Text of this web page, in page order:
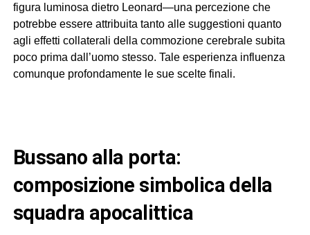
figura luminosa dietro Leonard—una percezione che
potrebbe essere attribuita tanto alle suggestioni quanto
agli effetti collaterali della commozione cerebrale subita
poco prima dall’uomo stesso. Tale esperienza influenza
comunque profondamente le sue scelte finali.
bussano alla porta:
composizione simbolica della
squadra apocalittica